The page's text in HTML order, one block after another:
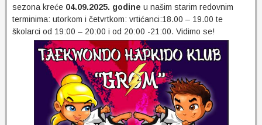
sezona kreće 04.09.2025. godine u našim starim redovnim
terminima: utorkom i četvrtkom: vrtićanci:18.00 – 19.00 te
školarci od 19:00 – 20:00 i od 20:00 -21:00. Vidimo se!